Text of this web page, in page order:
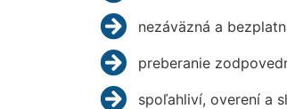
nezáväzná a
preberanie
spoľahliví, overení a